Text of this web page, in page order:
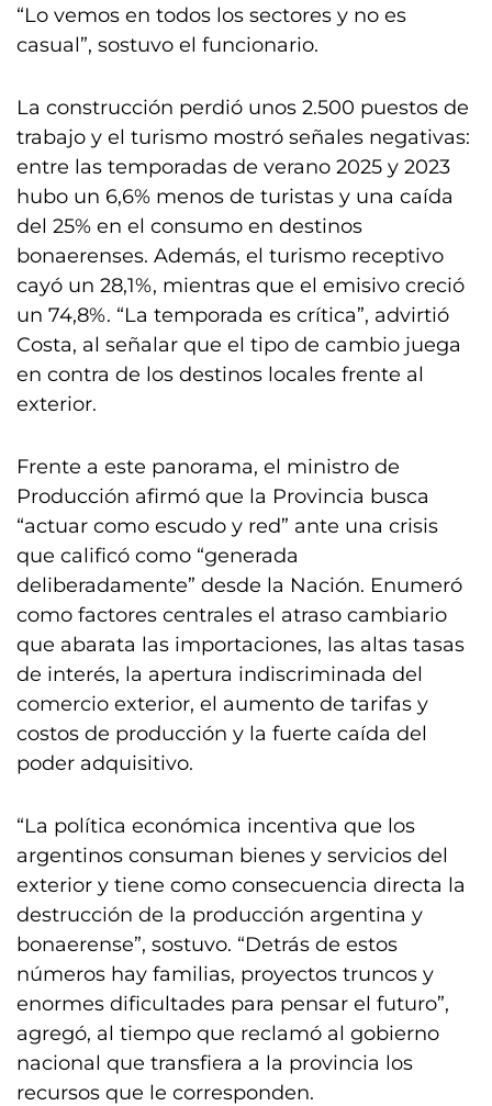
“Lo vemos en todos los sectores y no es
casual”, sostuvo el funcionario.
La construcción perdió unos 2.500 puestos de
trabajo y el turismo mostró señales negativas:
entre las temporadas de verano 2025 y 2023
hubo un 6,6% menos de turistas y una caída
del 25% en el consumo en destinos
bonaerenses. Además, el turismo receptivo
cayó un 28,1%, mientras que el emisivo creció
un 74,8%. “La temporada es crítica”, advirtió
Costa, al señalar que el tipo de cambio juega
en contra de los destinos locales frente al
exterior.
Frente a este panorama, el ministro de
Producción afirmó que la Provincia busca
“actuar como escudo y red” ante una crisis
que calificó como “generada
deliberadamente” desde la Nación. Enumeró
como factores centrales el atraso cambiario
que abarata las importaciones, las altas tasas
de interés, la apertura indiscriminada del
comercio exterior, el aumento de tarifas y
costos de producción y la fuerte caída del
poder adquisitivo.
“La política económica incentiva que los
argentinos consuman bienes y servicios del
exterior y tiene como consecuencia directa la
destrucción de la producción argentina y
bonaerense”, sostuvo. “Detrás de estos
números hay familias, proyectos truncos y
enormes dificultades para pensar el futuro”,
agregó, al tiempo que reclamó al gobierno
nacional que transfiera a la provincia los
recursos que le corresponden.